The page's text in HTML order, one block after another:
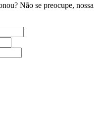
Não se preocupe, nossa